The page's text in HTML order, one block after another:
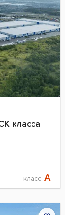
класса
класс A